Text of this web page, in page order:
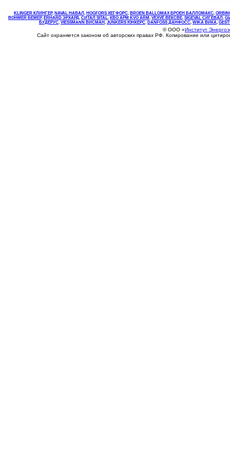
KLINGER КЛИНГЕР, NAVAL НАВАЛ , НOGFORS ХЕГФОРС, BROEN BALLOMAX БРОЕН БАЛЛОМАКС,
BOHMER БЕМЕР, ERHARD ЭРХАРД, СИТАЛ SITAL, КВО АРМ KVO ARM, VEXVE ВЕКСВЕ, SIGEVAL СИГЕВАЛ ,
БУДЕРУС, VIESSMANN ВИСМАН , JUNKERS ЮНКЕРС. DANFOSS ДАНФОСС, WIKA ВИКА,
© ООО «Институт
Сайт охраняется законом об авторских правах РФ. Копирование или